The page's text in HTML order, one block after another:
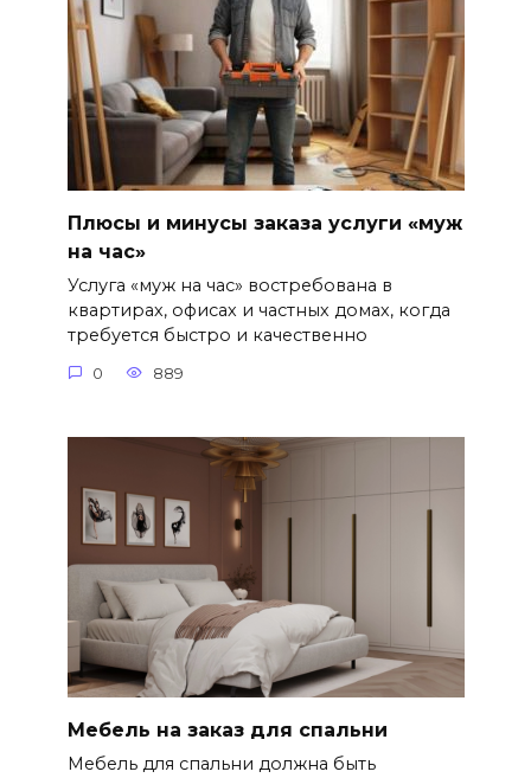
Плюсы и минусы заказа услуги «муж
на час»
Услуга «муж на час» востребована в
квартирах, офисах и частных домах, когда
требуется быстро и качественно
0 889
Мебель на заказ для спальни
Мебель для спальни должна быть